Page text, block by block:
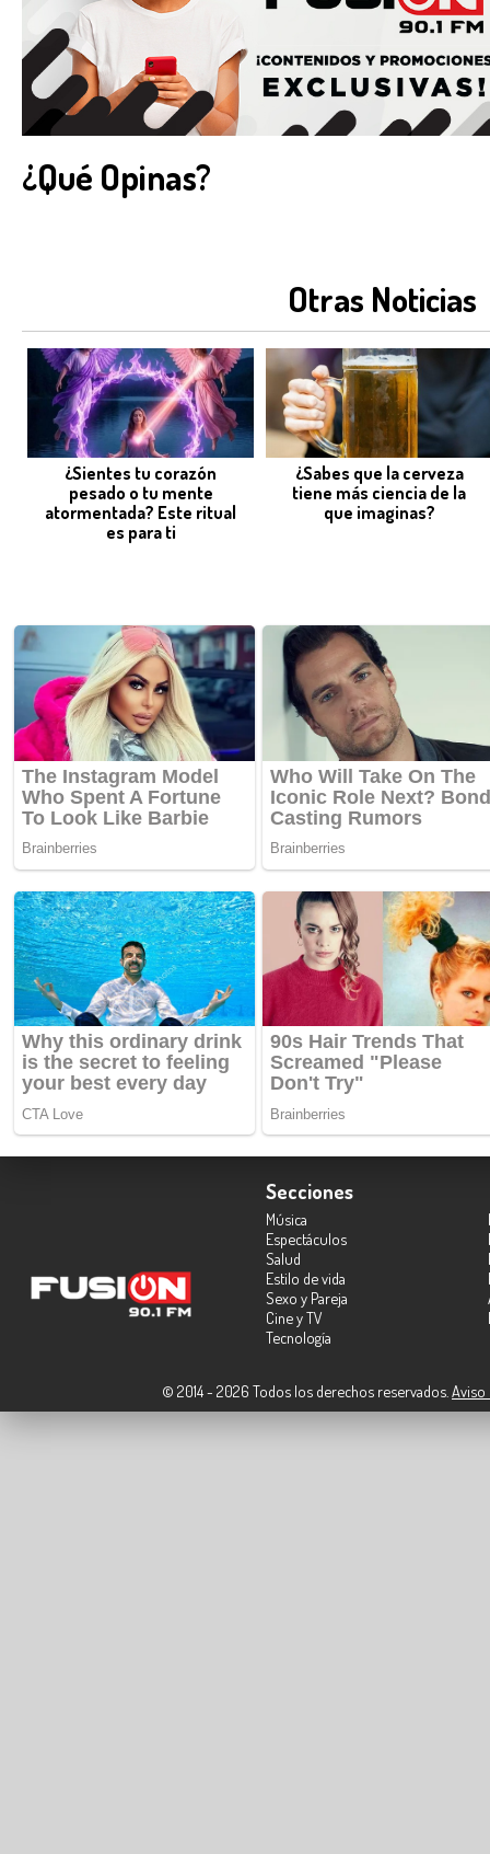
¿Qué Opinas?
Otras Noticias
¿Sientes tu corazón
pesado o tu mente
atormentada? Este ritual
es para ti
¿Sabes que la cerveza
tiene más ciencia de la
que imaginas?
Secciones
Música
Espectáculos
Salud
Estilo de vida
Sexo y Pareja
Cine y TV
Tecnología
© 2014 - 2026 Todos los derechos reservados. Aviso